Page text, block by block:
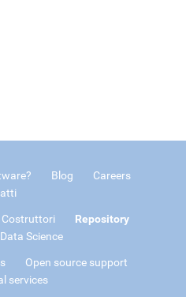
Blog
Careers
Costruttori
Repository
Data Science
Open source support
services